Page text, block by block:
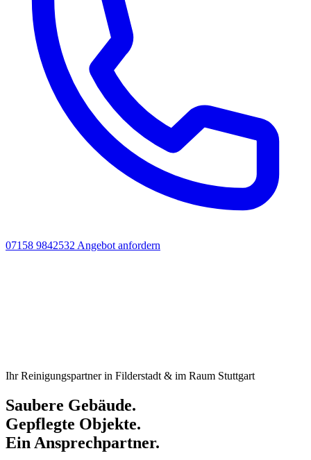
07158 9842532 Angebot anfordern
Ihr Reinigungspartner in Filderstadt & im Raum Stuttgart
Saubere Gebäude.
Gepflegte Objekte.
Ein Ansprechpartner.